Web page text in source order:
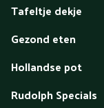
Tafeltje dekje
Gezond eten
Hollandse pot
Rudolph Specials